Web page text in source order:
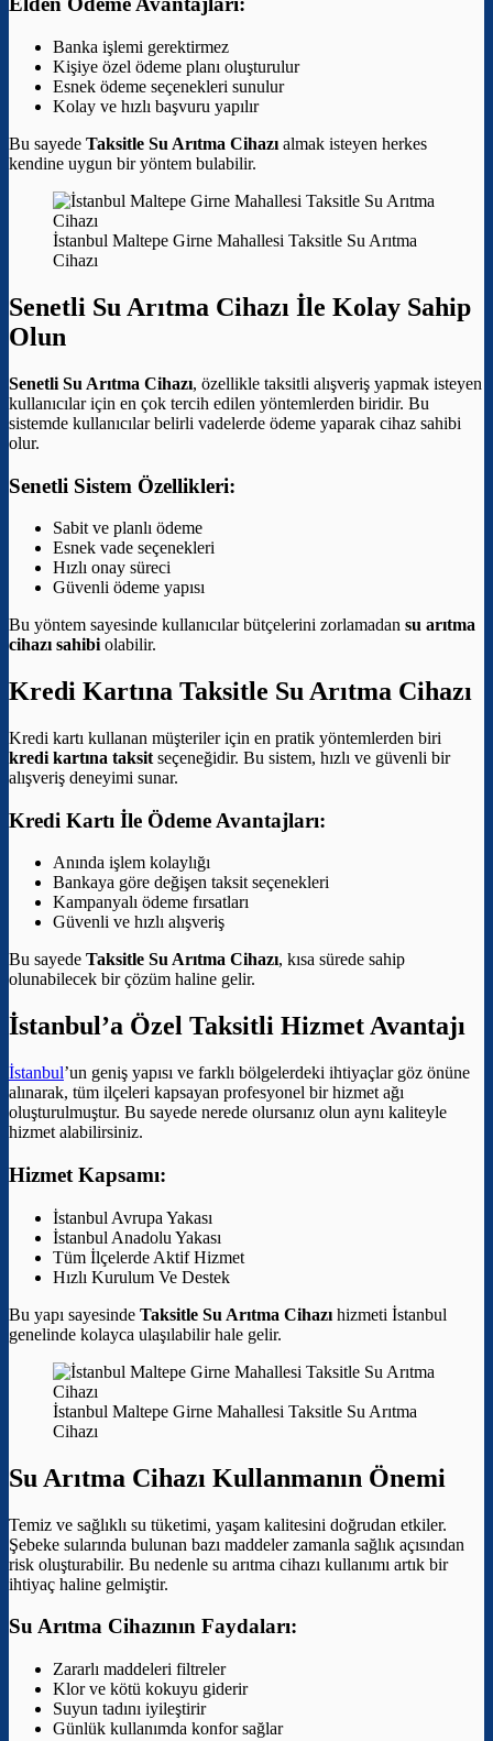
Banka işlemi gerektirmez
Kişiye özel ödeme planı oluşturulur
Esnek ödeme seçenekleri sunulur
Kolay ve hızlı başvuru yapılır
Bu sayede Taksitle Su Arıtma Cihazı almak isteyen herkes
kendine uygun bir yöntem bulabilir.
İstanbul Maltepe Girne Mahallesi Taksitle Su Arıtma
Cihazı
Senetli Su Arıtma Cihazı İle Kolay Sahip
Olun
Senetli Su Arıtma Cihazı, özellikle taksitli alışveriş yapmak isteyen
kullanıcılar için en çok tercih edilen yöntemlerden biridir. Bu
sistemde kullanıcılar belirli vadelerde ödeme yaparak cihaz sahibi
olur.
Senetli Sistem Özellikleri:
Sabit ve planlı ödeme
Esnek vade seçenekleri
Hızlı onay süreci
Güvenli ödeme yapısı
Bu yöntem sayesinde kullanıcılar bütçelerini zorlamadan su arıtma
cihazı sahibi olabilir.
Kredi Kartına Taksitle Su Arıtma Cihazı
Kredi kartı kullanan müşteriler için en pratik yöntemlerden biri
kredi kartına taksit seçeneğidir. Bu sistem, hızlı ve güvenli bir
alışveriş deneyimi sunar.
Kredi Kartı İle Ödeme Avantajları:
Anında işlem kolaylığı
Bankaya göre değişen taksit seçenekleri
Kampanyalı ödeme fırsatları
Güvenli ve hızlı alışveriş
Bu sayede Taksitle Su Arıtma Cihazı, kısa sürede sahip
olunabilecek bir çözüm haline gelir.
İstanbul’a Özel Taksitli Hizmet Avantajı
İstanbul’un geniş yapısı ve farklı bölgelerdeki ihtiyaçlar göz önüne
alınarak, tüm ilçeleri kapsayan profesyonel bir hizmet ağı
oluşturulmuştur. Bu sayede nerede olursanız olun aynı kaliteyle
hizmet alabilirsiniz.
Hizmet Kapsamı:
İstanbul Avrupa Yakası
İstanbul Anadolu Yakası
Tüm İlçelerde Aktif Hizmet
Hızlı Kurulum Ve Destek
Bu yapı sayesinde Taksitle Su Arıtma Cihazı hizmeti İstanbul
genelinde kolayca ulaşılabilir hale gelir.
İstanbul Maltepe Girne Mahallesi Taksitle Su Arıtma
Cihazı
Su Arıtma Cihazı Kullanmanın Önemi
Temiz ve sağlıklı su tüketimi, yaşam kalitesini doğrudan etkiler.
Şebeke sularında bulunan bazı maddeler zamanla sağlık açısından
risk oluşturabilir. Bu nedenle su arıtma cihazı kullanımı artık bir
ihtiyaç haline gelmiştir.
Su Arıtma Cihazının Faydaları:
Zararlı maddeleri filtreler
Klor ve kötü kokuyu giderir
Suyun tadını iyileştirir
Günlük kullanımda konfor sağlar